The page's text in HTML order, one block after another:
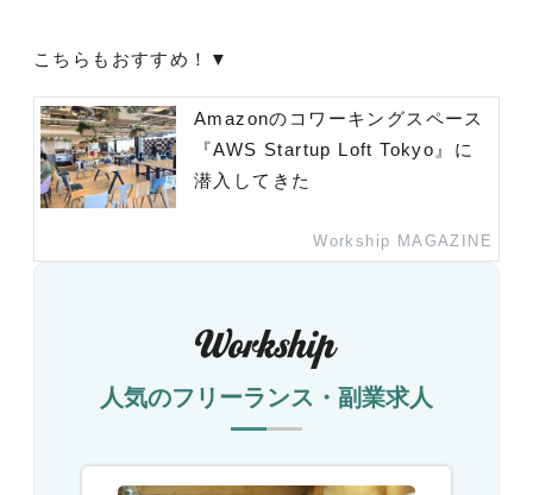
こちらもおすすめ！▼
Amazonのコワーキングスペース
『AWS Startup Loft Tokyo』に
潜入してきた
Workship MAGAZINE
人気のフリーランス・副業求人